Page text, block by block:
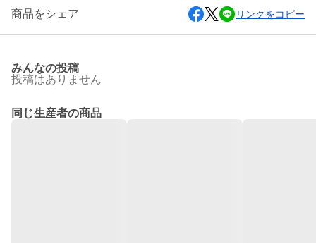
商品をシェア リンクをコピー
みんなの投稿
投稿はありません
同じ生産者の商品